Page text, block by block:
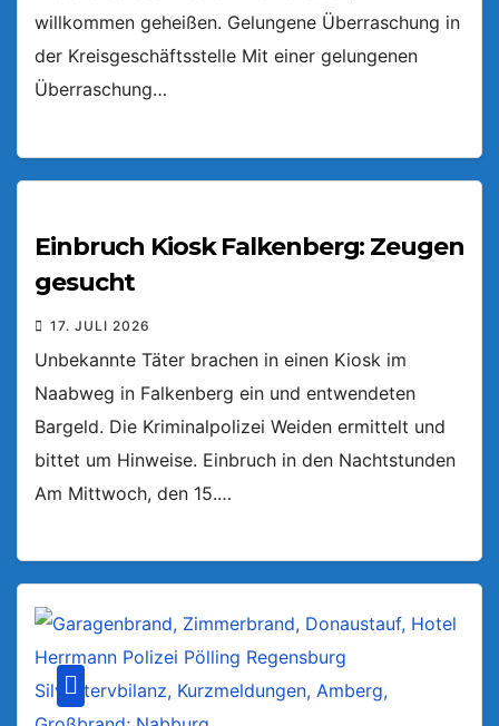
willkommen geheißen. Gelungene Überraschung in
der Kreisgeschäftsstelle Mit einer gelungenen
Überraschung…
Einbruch Kiosk Falkenberg: Zeugen
gesucht
17. JULI 2026
Unbekannte Täter brachen in einen Kiosk im
Naabweg in Falkenberg ein und entwendeten
Bargeld. Die Kriminalpolizei Weiden ermittelt und
bittet um Hinweise. Einbruch in den Nachtstunden
Am Mittwoch, den 15.…